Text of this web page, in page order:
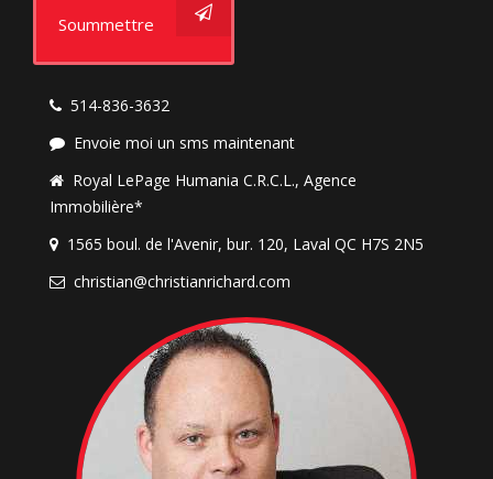
Soummettre
514-836-3632
Envoie moi un sms maintenant
Royal LePage Humania C.R.C.L., Agence
Immobilière*
1565 boul. de l'Avenir, bur. 120, Laval QC H7S 2N5
christian@christianrichard.com